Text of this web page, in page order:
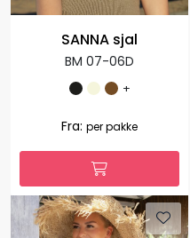
SANNA sjal
BM 07-06D
+
Fra: per pakke